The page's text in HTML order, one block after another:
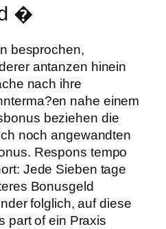
�
besprochen,
antanzen hinein
nach ihre
nahe einem
beziehen die
noch angewandten
Respons tempo
Jede Sieben tage
Bonusgeld
folglich, auf diese
part of ein Praxis